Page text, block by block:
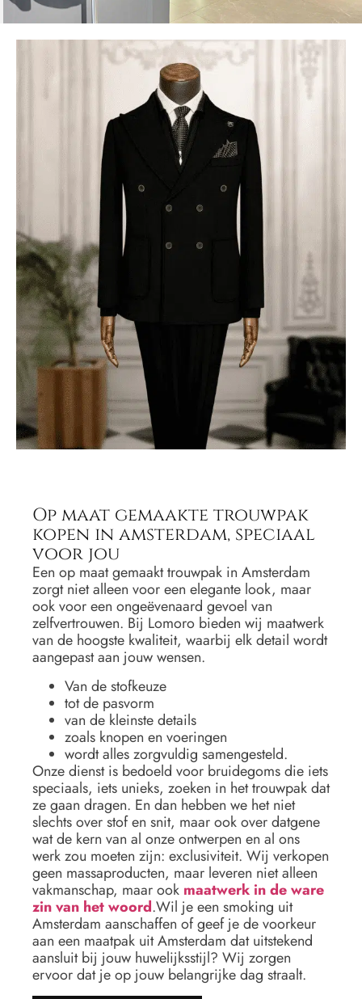
Op maat gemaakte trouwpak
kopen in amsterdam, speciaal
voor jou
Een op maat gemaakt trouwpak in Amsterdam
zorgt niet alleen voor een elegante look, maar
ook voor een ongeëvenaard gevoel van
zelfvertrouwen. Bij Lomoro bieden wij maatwerk
van de hoogste kwaliteit, waarbij elk detail wordt
aangepast aan jouw wensen.
Van de stofkeuze
tot de pasvorm
van de kleinste details
zoals knopen en voeringen
wordt alles zorgvuldig samengesteld.
Onze dienst is bedoeld voor bruidegoms die iets
speciaals, iets unieks, zoeken in het trouwpak dat
ze gaan dragen. En dan hebben we het niet
slechts over stof en snit, maar ook over datgene
wat de kern van al onze ontwerpen en al ons
werk zou moeten zijn: exclusiviteit. Wij verkopen
geen massaproducten, maar leveren niet alleen
vakmanschap, maar ook maatwerk in de ware
zin van het woord.Wil je een smoking uit
Amsterdam aanschaffen of geef je de voorkeur
aan een maatpak uit Amsterdam dat uitstekend
aansluit bij jouw huwelijksstijl? Wij zorgen
ervoor dat je op jouw belangrijke dag straalt.